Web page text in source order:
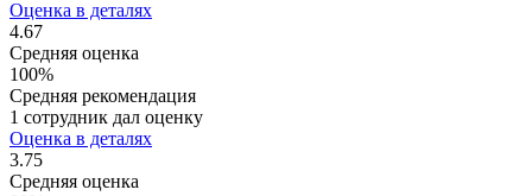
Оценка в деталях
4.67
Средняя оценка
100%
Средняя рекомендация
1 сотрудник дал оценку
Оценка в деталях
3.75
Средняя оценка